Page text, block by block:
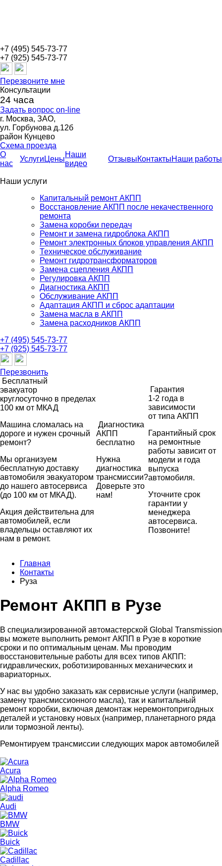
+7 (495) 545-73-77
+7 (925) 545-73-77
Перезвоните мне
Консультации
24 часа
Задать вопрос on-line
г. Москва, ЗАО,
ул. Горбунова д.12б
район Кунцево
Схема проезда
О
нас
Услуги Цены
Наши
видео
ОтзывыКонтактыНаши работы
Наши услуги
Капитальный ремонт АКПП
Восстановление АКПП после некачественного
ремонта
Замена коробки передач
Ремонт и замена гидроблока АКПП
Ремонт электронных блоков управления АКПП
Техническое обслуживание
Ремонт гидротрансформаторов
Замена сцепления АКПП
Регулировка АКПП
Диагностика АКПП
Обслуживание АКПП
Адаптация АКПП и сброс адаптации
Замена масла в АКПП
Замена расходников АКПП
+7 (495) 545-73-77
+7 (925) 545-73-77
Перезвонить
Бесплатный
эвакуатор
круглосуточно в пределах
100 км от МКАД
Машина сломалась на
дороге и нужен срочный
ремонт?
Мы организуем
бесплатную доставку
автомобиля эвакуатором
до нашего автосервиса
(до 100 км от МКАД).
Акция действительна для
автомобилей, если
владельцы оставляют их
нам в ремонт.
Диагностика
АКПП
бесплатно
Нужна
диагностика
трансмиссии?
Доверьте это
нам!
Гарантия
1-2 года в
зависимости
от типа АКПП
Гарантийный срок
на ремонтные
работы зависит от
модели и года
выпуска
автомобиля.
Уточните срок
гарантии у
менеджера
автосервиса.
Позвоните!
Главная
Контакты
Руза
Ремонт АКПП в Рузе
В специализированной автомастерской Global Transmission
вы можете выполнить ремонт АКПП в Рузе в короткие
сроки и по оптимальным ценам. Мы проводим
восстановительные работы для всех типов АКПП:
гидравлических, роботизированных механических и
вариаторных.
У нас вы удобно заказать как сервисные услуги (например,
замену трансмиссионного масла), так и капитальный
ремонт коробки, включая демонтаж неремонтопригодных
деталей и установку новых (например, планетарного ряда
или тормозной ленты).
Ремонтируем трансмиссии следующих марок автомобилей
Acura
Alpha Romeo
Audi
BMW
Buick
Cadillac